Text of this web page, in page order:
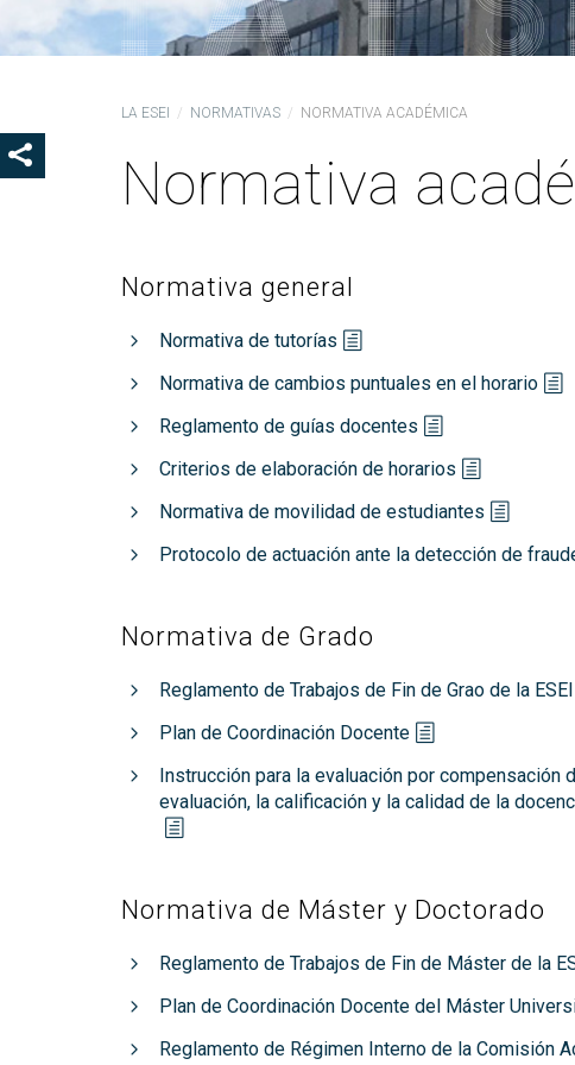
LA ESEI NORMATIVAS NORMATIVA ACADÉMICA
Normativa
Normativa general
Normativa de tutorías
Normativa de cambios puntuales en el horario
Reglamento de guías docentes
Criterios de elaboración de horarios
Normativa de movilidad de estudiantes
Protocolo de actuación ante la detección de
Normativa de Grado
Reglamento de Trabajos de Fin de Grao de la ESEI
Plan de Coordinación Docente
Instrucción para la evaluación por
evaluación, la calificación y la calidad de la
Normativa de Máster y Doctorado
Reglamento de Trabajos de Fin de Máster de la
Plan de Coordinación Docente del Máster
Reglamento de Régimen Interno de la Comisión
SHOW SHARE BUTTONS